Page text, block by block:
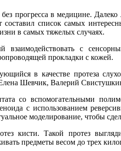
без прогресса в медицине.
составил список самых
в самых тяжелых случаях.
с
прокладки с кожей.
в качестве протеза
Шевчик, Валерий
со вспомогательными
с использованием
моделирование, чтобы
кисти. Такой протез
предметы весом до трех